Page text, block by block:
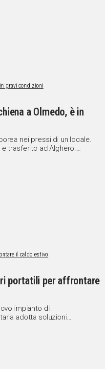
a Olmedo, è in
nei pressi di un locale.
trasferito ad Alghero.
portatili per affrontare
impianto di
adotta soluzioni
adeguate